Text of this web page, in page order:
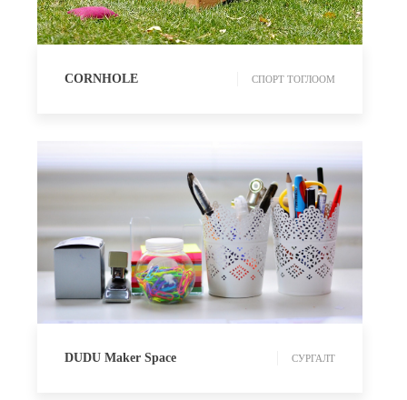
CORNHOLE СПОРТ ТОГЛООМ
СУРГАЛТ
DUDU Maker Space СУРГАЛТ